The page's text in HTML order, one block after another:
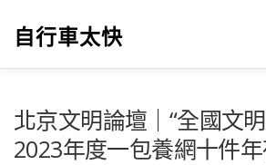
自行車太快
北京文明論壇｜“全國文
2023年度一包養網十件